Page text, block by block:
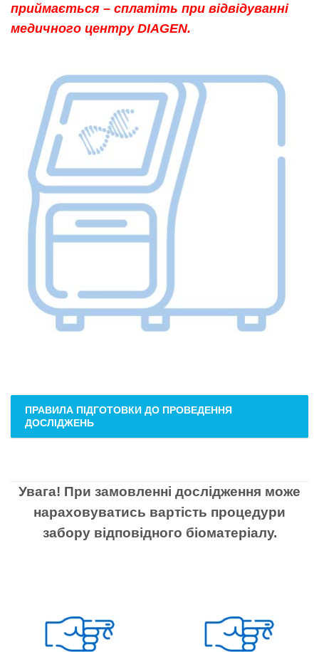
приймається – сплатіть при відвідуванні
медичного центру DIAGEN.
ПРАВИЛА ПІДГОТОВКИ ДО ПРОВЕДЕННЯ
ДОСЛІДЖЕНЬ
Увага! При замовленні дослідження може
нараховуватись вартість процедури
забору відповідного біоматеріалу.